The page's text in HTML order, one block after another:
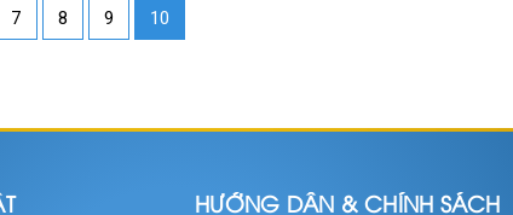
7 8 9 10
HƯỚNG DẪN & CHÍNH SÁCH